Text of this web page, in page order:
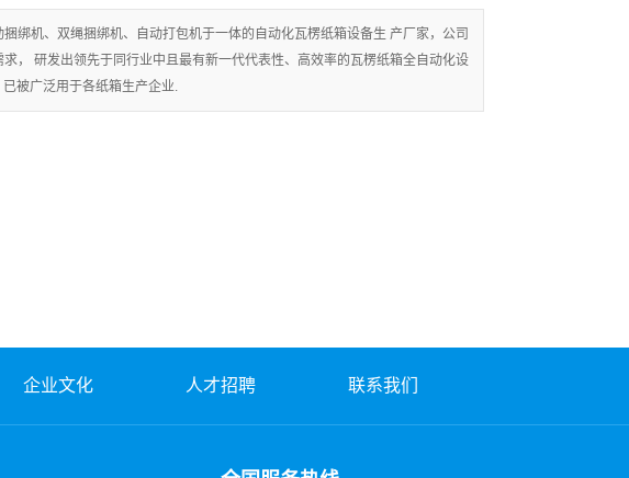
绑机、双绳捆绑机、自动打包机于一体的自动化瓦楞纸箱设备生 产厂家，公司
， 研发出领先于同行业中且最有新一代代表性、高效率的瓦楞纸箱全自动化设
被广泛用于各纸箱生产企业.
企业文化 人才招聘 联系我们